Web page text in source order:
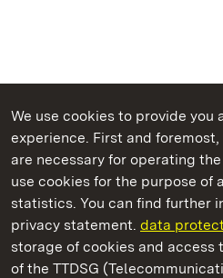
We use cookies to provide you
experience. First and
are necessary for operating
use cookies for the purpose of
statistics. You can find further
privacy statement. data
storage of cookies and access
of the TTDSG
State Palaces and Gardens